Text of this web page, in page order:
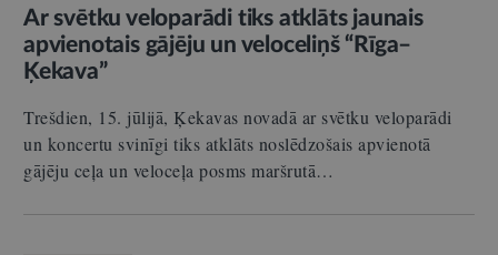
Ar svētku veloparādi tiks atklāts jaunais
apvienotais gājēju un veloceliņš “Rīga–
Ķekava”
Trešdien, 15. jūlijā, Ķekavas novadā ar svētku veloparādi
un koncertu svinīgi tiks atklāts noslēdzošais apvienotā
gājēju ceļa un veloceļa posms maršrutā…